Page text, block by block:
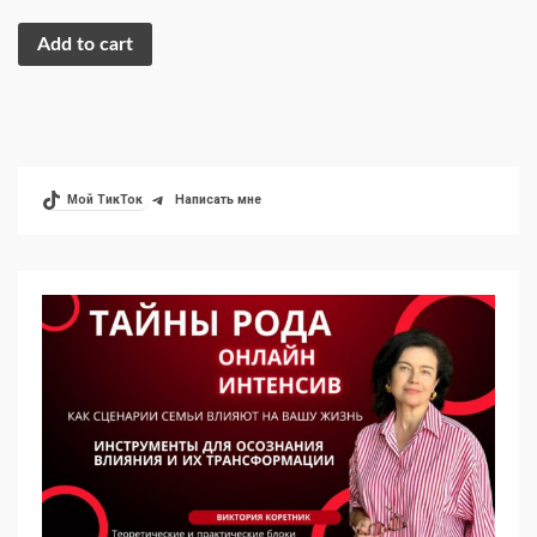
Add to cart
Мой ТикТок Написать мне